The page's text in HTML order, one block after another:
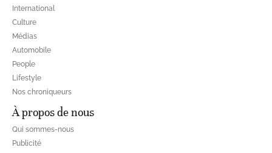
International
Culture
Médias
Automobile
People
Lifestyle
Nos chroniqueurs
À propos de nous
Qui sommes-nous
Publicité